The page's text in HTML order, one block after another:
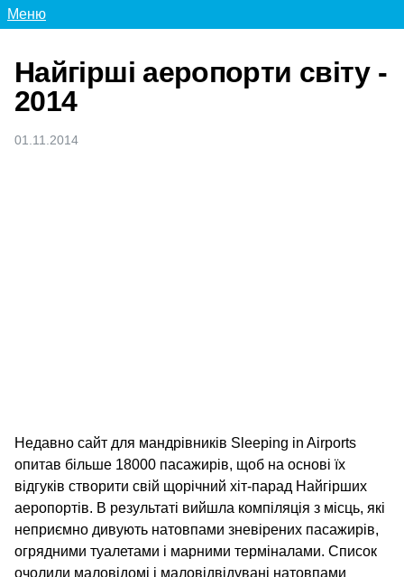
Меню
Найгірші аеропорти світу -
2014
01.11.2014
Недавно сайт для мандрівників Sleeping in Airports
опитав більше 18000 пасажирів, щоб на основі їх
відгуків створити свій щорічний хіт-парад Найгірших
аеропортів. В результаті вийшла компіляція з місць, які
неприємно дивують натовпами зневірених пасажирів,
огрядними туалетами і марними терміналами. Список
очолили маловідомі і маловідвідувані натовпами